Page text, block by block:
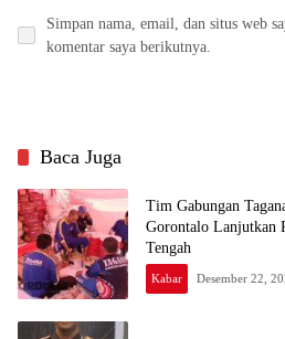
Simpan nama, email, dan situs web
komentar saya berikutnya.
Baca Juga
Tim Gabungan
Gorontalo Lanjutkan
Tengah
Kabar Desember 22,